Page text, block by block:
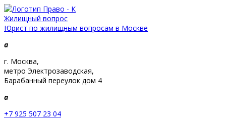
Жилищный вопрос
Юрист по жилищным вопросам в Москве
a
г. Москва,
метро Электрозаводская,
Барабанный переулок дом 4
a
+7 925 507 23 04